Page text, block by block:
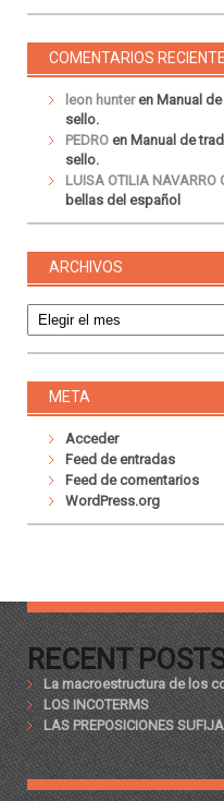
COMENTARIOS
leon hunteren Manual
sello.
PEDRO en Manual de
sello.
LUISA OTILIA NAVARRO
bellas del español
ARCHIVOS
META
Acceder
Feed de entradas
Feed de comentarios
WordPress.org
RECENT
La macroestructura de los
LOS INCOTERMS
LAS PREPOSICIONES